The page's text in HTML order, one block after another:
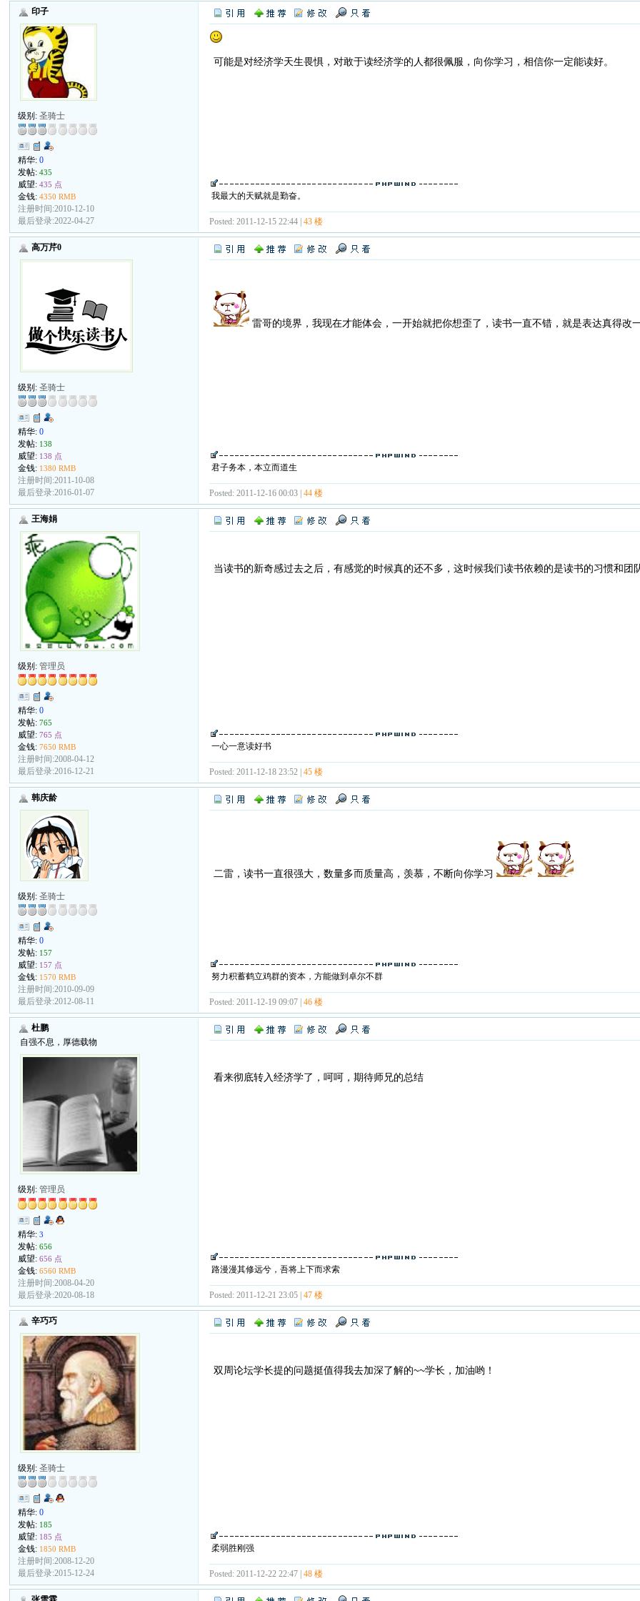
印子
级别:圣骑士
精华:0
发帖:435
威望:435 点
金钱:4350 RMB
注册时间:2010-12-10
最后登录:2022-04-27
可能是对经济学天生畏惧，对敢于读经济学的人都很佩服，向你学习，相信你一定能读好。
我最大的天赋就是勤奋。
Posted: 2011-12-15 22:44 |43 楼
高万芹0
级别:圣骑士
精华:0
发帖: 138
威望: 138 点
金钱: 1380 RMB
注册时间:2011-10-08
最后登录:2016-01-07
雷哥的境界，我现在才能体会，一开始就把你想歪了，读书一直不错，就是表达真得改
君子务本，本立而道生
Posted: 2011-12-16 00:03 |44 楼
王海娟
级别:管理员
精华:0
发帖:765
威望:765 点
金钱:7650 RMB
注册时间:2008-04-12
最后登录:2016-12-21
当读书的新奇感过去之后，有感觉的时候真的还不多，这时候我们读书依赖的是读书的习惯和团
一心一意读好书
Posted: 2011-12-18 23:52 |45 楼
韩庆龄
级别:圣骑士
精华:0
发帖: 157
威望: 157 点
金钱: 1570 RMB
注册时间:2010-09-09
最后登录:2012-08-11
二雷，读书一直很强大，数量多而质量高，羡慕，不断向你学习
努力积蓄鹤立鸡群的资本，方能做到卓尔不群
Posted: 2011-12-19 09:07 |46 楼
杜鹏
自强不息，厚德载物
级别:管理员
精华:3
发帖:656
威望:656 点
金钱:6560 RMB
注册时间:2008-04-20
最后登录:2020-08-18
看来彻底转入经济学了，呵呵，期待师兄的总结
路漫漫其修远兮，吾将上下而求索
Posted: 2011-12-21 23:05 |47 楼
辛巧巧
级别:圣骑士
精华:0
发帖: 185
威望: 185 点
金钱: 1850 RMB
注册时间:2008-12-20
最后登录:2015-12-24
双周论坛学长提的问题挺值得我去加深了解的~~学长，加油哟！
柔弱胜刚强
Posted: 2011-12-22 22:47 |48 楼